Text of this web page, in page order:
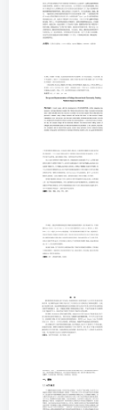
第4页 / 共35页